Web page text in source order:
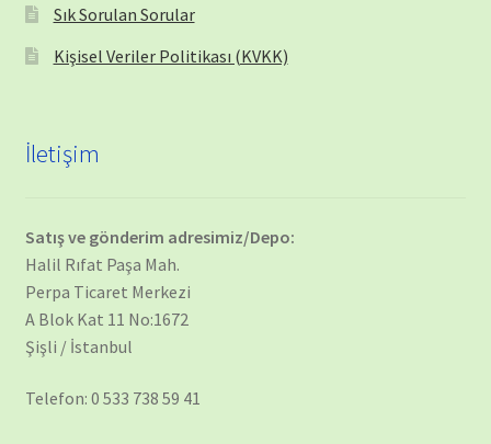
Sık Sorulan Sorular
Kişisel Veriler Politikası (KVKK)
İletişim
Satış ve gönderim adresimiz/Depo:
Halil Rıfat Paşa Mah.
Perpa Ticaret Merkezi
A Blok Kat 11 No:1672
Şişli / İstanbul
Telefon: 0 533 738 59 41